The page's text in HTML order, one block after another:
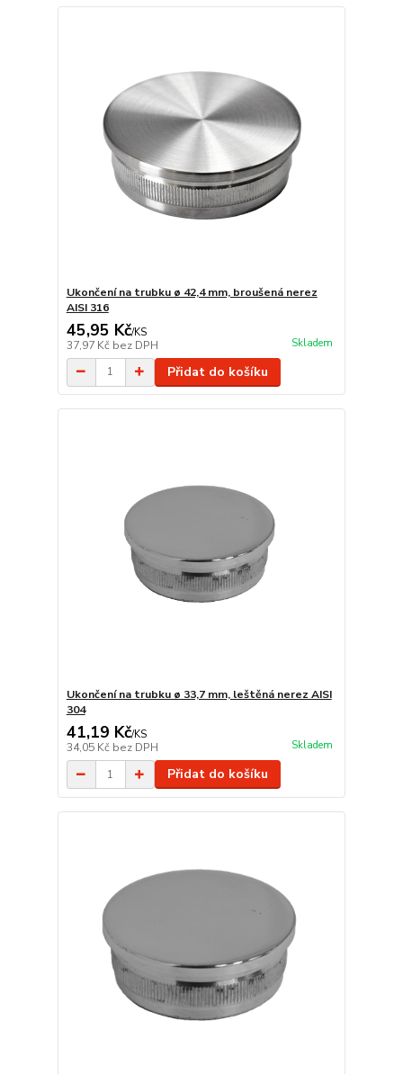
Ukončení na trubku ø 42,4 mm, broušená nerez
AISI 316
45,95 Kč/KS
37,97 Kč bez DPH Skladem
Přidat do košíku
Ukončení na trubku ø 33,7 mm, leštěná nerez AISI
304
41,19 Kč/KS
34,05 Kč bez DPH Skladem
Přidat do košíku